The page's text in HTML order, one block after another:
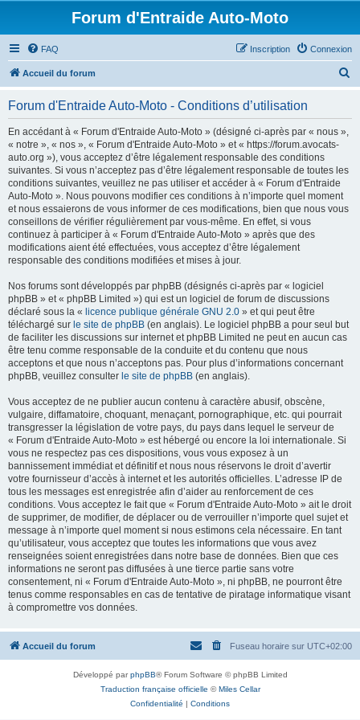
Forum d'Entraide Auto-Moto
FAQ Connexion
Inscription
Accueil du forum
Forum d'Entraide Auto-Moto - Conditions d’utilisation
En accédant à « Forum d'Entraide Auto-Moto » (désigné ci-après par « nous »,
« notre », « nos », « Forum d'Entraide Auto-Moto » et « https://forum.avocats-
auto.org »), vous acceptez d’être légalement responsable des conditions
suivantes. Si vous n’acceptez pas d’être légalement responsable de toutes les
conditions suivantes, veuillez ne pas utiliser et accéder à « Forum d'Entraide
Auto-Moto ». Nous pouvons modifier ces conditions à n’importe quel moment
et nous essaierons de vous informer de ces modifications, bien que nous vous
conseillons de vérifier régulièrement par vous-même. En effet, si vous
continuez à participer à « Forum d'Entraide Auto-Moto » après que des
modifications aient été effectuées, vous acceptez d’être légalement
responsable des conditions modifiées et mises à jour.
Nos forums sont développés par phpBB (désignés ci-après par « logiciel
phpBB » et « phpBB Limited ») qui est un logiciel de forum de discussions
déclaré sous la « licence publique générale GNU 2.0 » et qui peut être
téléchargé sur le site de phpBB (en anglais). Le logiciel phpBB a pour seul but
de faciliter les discussions sur internet et phpBB Limited ne peut en aucun cas
être tenu comme responsable de la conduite et du contenu que nous
acceptons et que nous n’acceptons pas. Pour plus d’informations concernant
phpBB, veuillez consulter le site de phpBB (en anglais).
Vous acceptez de ne publier aucun contenu à caractère abusif, obscène,
vulgaire, diffamatoire, choquant, menaçant, pornographique, etc. qui pourrait
transgresser la législation de votre pays, du pays dans lequel le serveur de
« Forum d'Entraide Auto-Moto » est hébergé ou encore la loi internationale. Si
vous ne respectez pas ces dispositions, vous vous exposez à un
bannissement immédiat et définitif et nous nous réservons le droit d’avertir
votre fournisseur d’accès à internet et les autorités officielles. L’adresse IP de
tous les messages est enregistrée afin d’aider au renforcement de ces
conditions. Vous acceptez le fait que « Forum d'Entraide Auto-Moto » ait le droit
de supprimer, de modifier, de déplacer ou de verrouiller n’importe quel sujet et
message à n’importe quel moment si nous estimons cela nécessaire. En tant
qu’utilisateur, vous acceptez que toutes les informations que vous avez
renseignées soient enregistrées dans notre base de données. Bien que ces
informations ne seront pas diffusées à une tierce partie sans votre
consentement, ni « Forum d'Entraide Auto-Moto », ni phpBB, ne pourront être
tenus comme responsables en cas de tentative de piratage informatique visant
à compromettre vos données.
Accueil du forum Fuseau horaire sur UTC+02:00
Développé parphpBB® Forum Software © phpBB Limited
Traduction française officielle ©Miles Cellar
Confidentialité | Conditions